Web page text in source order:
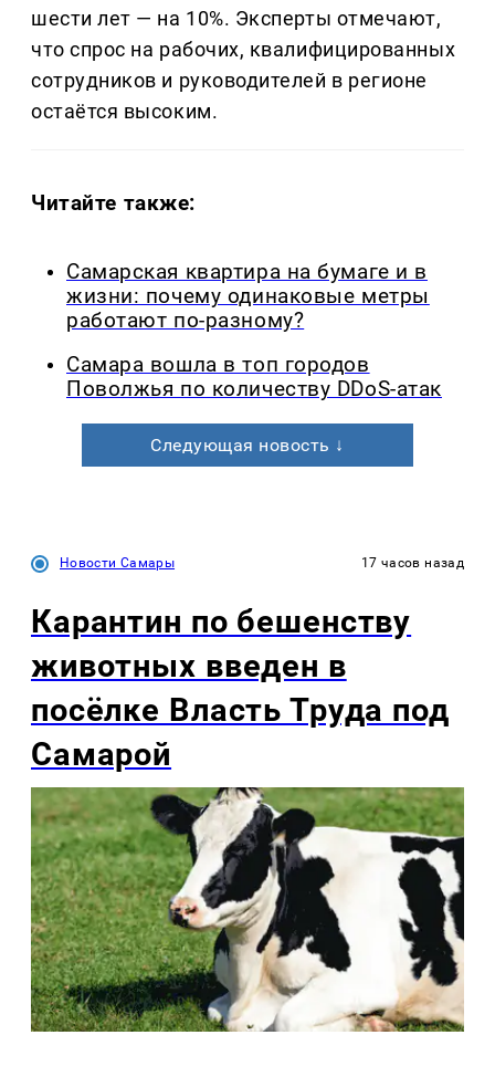
шести лет — на 10%. Эксперты отмечают,
что спрос на рабочих, квалифицированных
сотрудников и руководителей в регионе
остаётся высоким.
Читайте также:
Самарская квартира на бумаге и в
жизни: почему одинаковые метры
работают по-разному?
Самара вошла в топ городов
Поволжья по количеству DDoS-атак
Следующая новость ↓
Новости Самары 17 часов назад
Карантин по бешенству
животных введен в
посёлке Власть Труда под
Самарой